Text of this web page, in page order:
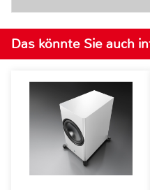
Das könnte Sie auch